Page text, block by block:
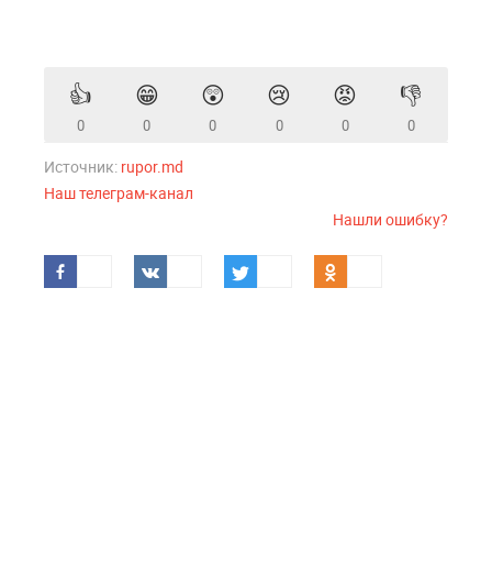
👍
0
😁
0
😲
0
😢
0
😡
0
👎
0
Источник: rupor.md
Наш телеграм-канал
Нашли ошибку?